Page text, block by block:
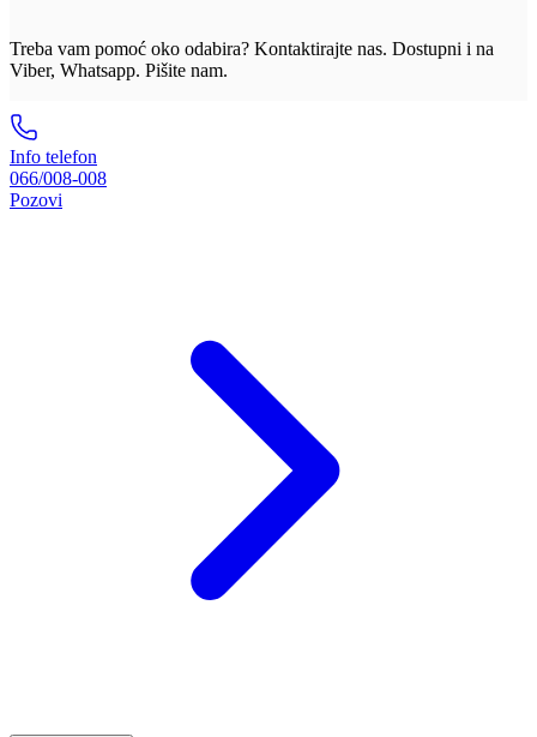
Treba vam pomoć oko odabira? Kontaktirajte nas. Dostupni i na
Viber, Whatsapp. Pišite nam.
Info telefon
066/008-008
Pozovi